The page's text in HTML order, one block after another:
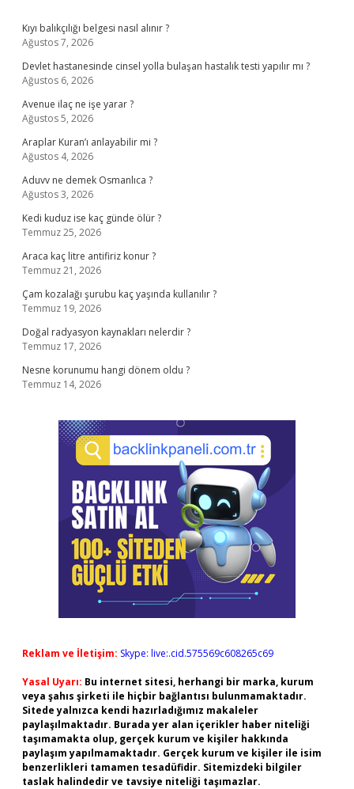
Kıyı balıkçılığı belgesi nasıl alınır ?
Ağustos 7, 2026
Devlet hastanesinde cinsel yolla bulaşan hastalık testi yapılır mı ?
Ağustos 6, 2026
Avenue ilaç ne işe yarar ?
Ağustos 5, 2026
Araplar Kuran’ı anlayabilir mi ?
Ağustos 4, 2026
Aduvv ne demek Osmanlıca ?
Ağustos 3, 2026
Kedi kuduz ise kaç günde ölür ?
Temmuz 25, 2026
Araca kaç litre antifiriz konur ?
Temmuz 21, 2026
Çam kozalağı şurubu kaç yaşında kullanılır ?
Temmuz 19, 2026
Doğal radyasyon kaynakları nelerdir ?
Temmuz 17, 2026
Nesne korunumu hangi dönem oldu ?
Temmuz 14, 2026
Reklam ve İletişim: Skype: live:.cid.575569c608265c69
Yasal Uyarı: Bu internet sitesi, herhangi bir marka, kurum
veya şahıs şirketi ile hiçbir bağlantısı bulunmamaktadır.
Sitede yalnızca kendi hazırladığımız makaleler
paylaşılmaktadır. Burada yer alan içerikler haber niteliği
taşımamakta olup, gerçek kurum ve kişiler hakkında
paylaşım yapılmamaktadır. Gerçek kurum ve kişiler ile isim
benzerlikleri tamamen tesadüfidir. Sitemizdeki bilgiler
taslak halindedir ve tavsiye niteliği taşımazlar.